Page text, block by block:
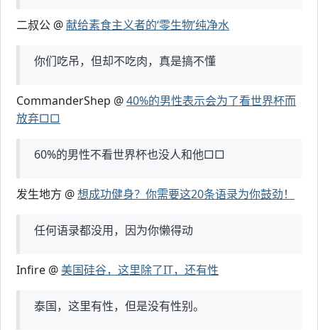
二叔公 @献给素食主义者的‘零生物’纯净水
你们吃吊，但却不吃肉，真是搞不懂
CommanderShep @40%的男性表示会为了看世界杯而
放弃□□
60%的男性不看世界杯也没人和他□□
发生地方 @想成功健身？你需要这20条语录为你鼓劲！
任何语录都没用，因为你懒得动
Infire @ 美国硅谷，这里除了IT，还有性
泰国，这里有性，但是没有性别。